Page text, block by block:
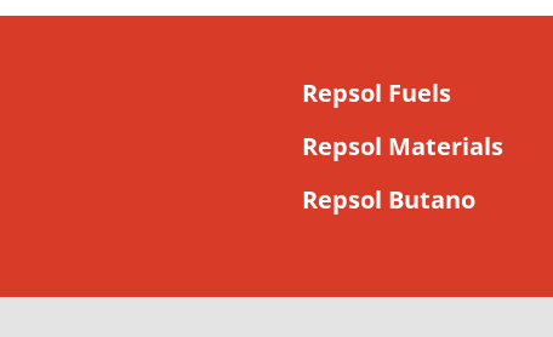
Repsol Fuels
Repsol Materials
Repsol Butano